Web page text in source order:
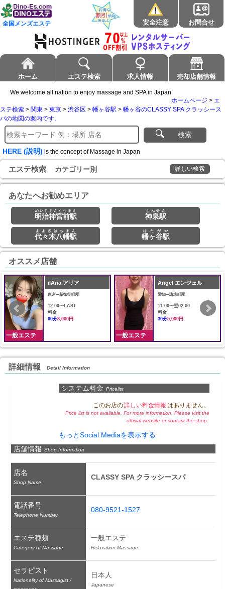
全国メンズエステ 安全注意 お問合せ
ホーム エステ検索 求人情報 売却店舗情報
We welcome all nation to enjoy massage and SPA in Japan
ホームページ > エ
ステ検索 > 関東 > 東京 > 渋谷区 > 幡ヶ谷駅 > 幡ヶ谷のCLASSY SPA クラッシース
パの地図の案内です。
検索
HERE (説明) is the concept of Massage in Japan
エステ検索 カテゴリー別 詳しい検索
あなたへお勧めエリア
明治神宮前駅
めいじじんぐうまえ
神泉駅
しんせん
代々木八幡駅
よよぎはちまん
幡ヶ谷駅
はたがや
オススメ店舗
一般エステ
ilAria アリア
東京➠新御徒町駅
12:00〜LAST
料金
60分8,000円
一般エステ
Angel エンジェル
愛知➠諏訪町駅
11:00〜翌02:00
料金
30分5,000円
詳細情報 Detail Information
システム料金 Pricelist
このお店の詳しい料金情報 はありません。
Price list is not available. For more information, Please visit the
official website or contact the shop.
もっとSocial Mediaを表示する
店舗情報 Shop Information
店名
Shop Name
CLASSY SPA クラッシースパ
電話番号
Telephone Number
080-9521-1527
エステ種類
Category of Massage
一般エステ
Relaxation Massage
セラピスト
Nationality of Massagist /
日本人
Japanese